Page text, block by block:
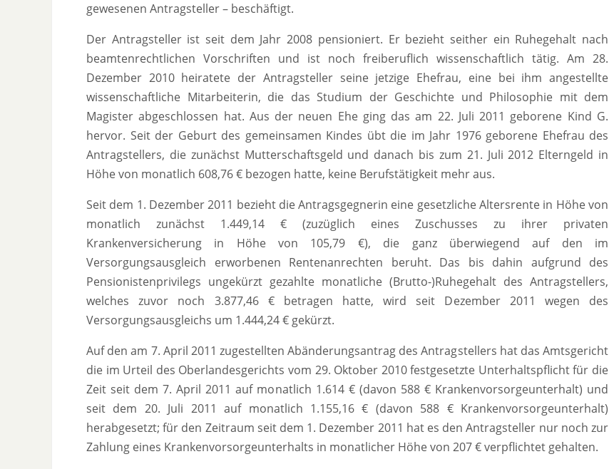
gewesenen Antragsteller – beschäftigt.
Der Antragsteller ist seit dem Jahr 2008 pensioniert. Er bezieht seither ein Ruhegehalt nach
beamtenrechtlichen Vorschriften und ist noch freiberuflich wissenschaftlich tätig. Am 28.
Dezember 2010 heiratete der Antragsteller seine jetzige Ehefrau, eine bei ihm angestellte
wissenschaftliche Mitarbeiterin, die das Studium der Geschichte und Philosophie mit dem
Magister abgeschlossen hat. Aus der neuen Ehe ging das am 22. Juli 2011 geborene Kind G.
hervor. Seit der Geburt des gemeinsamen Kindes übt die im Jahr 1976 geborene Ehefrau des
Antragstellers, die zunächst Mutterschaftsgeld und danach bis zum 21. Juli 2012 Elterngeld in
Höhe von monatlich 608,76 € bezogen hatte, keine Berufstätigkeit mehr aus.
Seit dem 1. Dezember 2011 bezieht die Antragsgegnerin eine gesetzliche Altersrente in Höhe von
monatlich zunächst 1.449,14 € (zuzüglich eines Zuschusses zu ihrer privaten
Krankenversicherung in Höhe von 105,79 €), die ganz überwiegend auf den im
Versorgungsausgleich erworbenen Rentenanrechten beruht. Das bis dahin aufgrund des
Pensionistenprivilegs ungekürzt gezahlte monatliche (Brutto-)Ruhegehalt des Antragstellers,
welches zuvor noch 3.877,46 € betragen hatte, wird seit Dezember 2011 wegen des
Versorgungsausgleichs um 1.444,24 € gekürzt.
Auf den am 7. April 2011 zugestellten Abänderungsantrag des Antragstellers hat das Amtsgericht
die im Urteil des Oberlandesgerichts vom 29. Oktober 2010 festgesetzte Unterhaltspflicht für die
Zeit seit dem 7. April 2011 auf monatlich 1.614 € (davon 588 € Krankenvorsorgeunterhalt) und
seit dem 20. Juli 2011 auf monatlich 1.155,16 € (davon 588 € Krankenvorsorgeunterhalt)
herabgesetzt; für den Zeitraum seit dem 1. Dezember 2011 hat es den Antragsteller nur noch zur
Zahlung eines Krankenvorsorgeunterhalts in monatlicher Höhe von 207 € verpflichtet gehalten.